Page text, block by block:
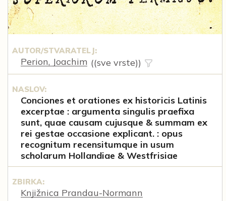
AUTOR/STVARATELJ:
Perion, Joachim ((sve vrste))
NASLOV:
Conciones et orationes ex historicis Latinis
excerptae : argumenta singulis praefixa
sunt, quae causam cujusque & summam ex
rei gestae occasione explicant. : opus
recognitum recensitumque in usum
scholarum Hollandiae & Westfrisiae
ZBIRKA:
Knjižnica Prandau-Normann